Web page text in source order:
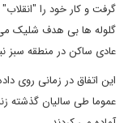
گرفت و کار خود را
گلوله ها بی هدف شلیک
عادی ساکن در منطقه سبز
این اتفاق در زمانی روی
عموما طی سالیان گذشته